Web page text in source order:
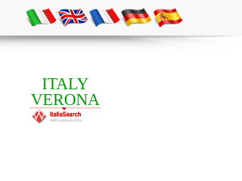
ITALY
VERONA